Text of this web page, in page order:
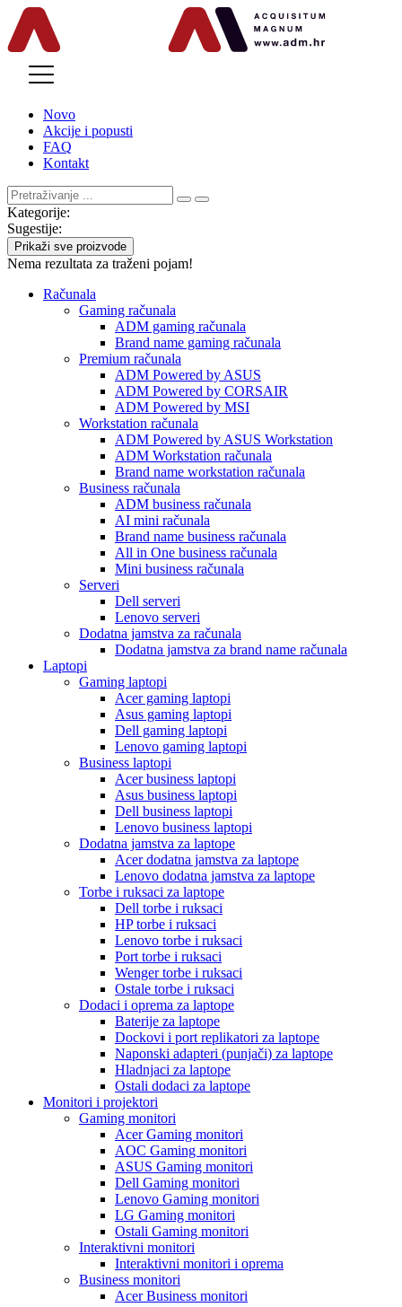
Novo
Akcije i popusti
FAQ
Kontakt
Kategorije:
Sugestije:
Prikaži sve proizvode
Nema rezultata za traženi pojam!
Računala
Gaming računala
ADM gaming računala
Brand name gaming računala
Premium računala
ADM Powered by ASUS
ADM Powered by CORSAIR
ADM Powered by MSI
Workstation računala
ADM Powered by ASUS Workstation
ADM Workstation računala
Brand name workstation računala
Business računala
ADM business računala
AI mini računala
Brand name business računala
All in One business računala
Mini business računala
Serveri
Dell serveri
Lenovo serveri
Dodatna jamstva za računala
Dodatna jamstva za brand name računala
Laptopi
Gaming laptopi
Acer gaming laptopi
Asus gaming laptopi
Dell gaming laptopi
Lenovo gaming laptopi
Business laptopi
Acer business laptopi
Asus business laptopi
Dell business laptopi
Lenovo business laptopi
Dodatna jamstva za laptope
Acer dodatna jamstva za laptope
Lenovo dodatna jamstva za laptope
Torbe i ruksaci za laptope
Dell torbe i ruksaci
HP torbe i ruksaci
Lenovo torbe i ruksaci
Port torbe i ruksaci
Wenger torbe i ruksaci
Ostale torbe i ruksaci
Dodaci i oprema za laptope
Baterije za laptope
Dockovi i port replikatori za laptope
Naponski adapteri (punjači) za laptope
Hladnjaci za laptope
Ostali dodaci za laptope
Monitori i projektori
Gaming monitori
Acer Gaming monitori
AOC Gaming monitori
ASUS Gaming monitori
Dell Gaming monitori
Lenovo Gaming monitori
LG Gaming monitori
Ostali Gaming monitori
Interaktivni monitori
Interaktivni monitori i oprema
Business monitori
Acer Business monitori